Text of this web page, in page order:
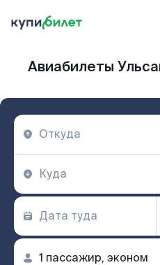
Авиабилеты